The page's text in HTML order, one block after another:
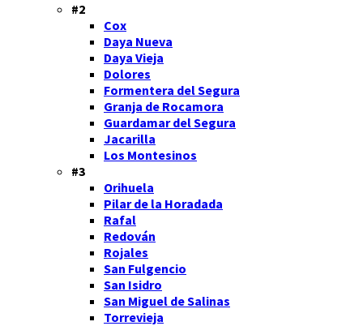
#2
Cox
Daya Nueva
Daya Vieja
Dolores
Formentera del Segura
Granja de Rocamora
Guardamar del Segura
Jacarilla
Los Montesinos
#3
Orihuela
Pilar de la Horadada
Rafal
Redován
Rojales
San Fulgencio
San Isidro
San Miguel de Salinas
Torrevieja